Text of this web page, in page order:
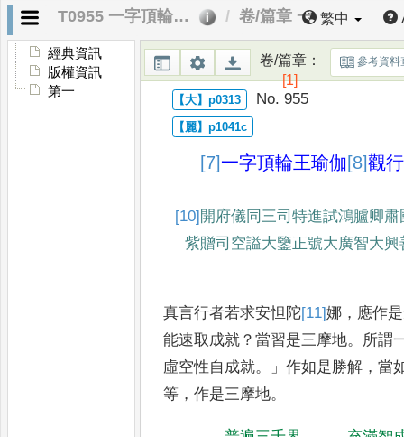
T0955 一字頂輪王瑜伽觀行儀軌 卷/篇章 一 繁中
經典資訊
版權資訊
第一
卷/篇章：
[1]
參考資料
No. 955
[7]一字頂輪王瑜伽[8]觀
[10] 開府儀同三司特進試鴻臚卿肅
紫贈司 空謚大鑒正號大廣智大興
真言行者若求安怛陀[11]娜 ， 應作
能速取成就 ？當習是三摩地。 所謂
虛空性自成就。」作如是勝解 ，當
等 ，作是三摩地。